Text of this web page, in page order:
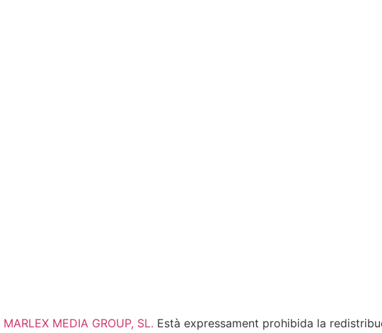
MARLEX MEDIA GROUP, SL. Està expressament prohibida la